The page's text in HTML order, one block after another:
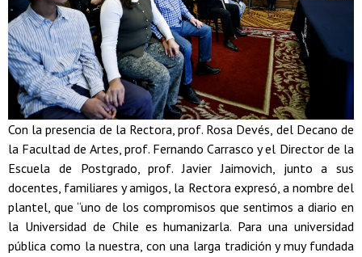
Con la presencia de la Rectora, prof. Rosa Devés, del Decano de
la Facultad de Artes, prof. Fernando Carrasco y el Director de la
Escuela de Postgrado, prof. Javier Jaimovich, junto a sus
docentes, familiares y amigos, la Rectora expresó, a nombre del
plantel, que “uno de los compromisos que sentimos a diario en
la Universidad de Chile es humanizarla. Para una universidad
pública como la nuestra, con una larga tradición y muy fundada